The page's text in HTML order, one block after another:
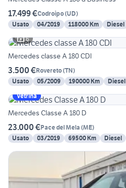
17.499 €Codroipo(UD)
Usato
04/2019 118000 Km Diesel
6
Mercedes classe A 180 CDI
3.500 €Rovereto(TN)
Usato
05/2009 190000 Km Diesel
Vetrina
Mercedes Classe A 180 D
23.000 €Pace del Mela (ME)
Usato
03/2019 69500 Km Diesel